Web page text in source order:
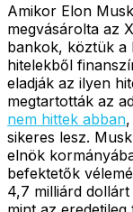
Amikor Elon
megvásárolta az
bankok, köztük a
hitelekből
eladják az ilyen
megtartották az
nem hittek abban
sikeres lesz.
elnök
befektetők
4,7 milliárd